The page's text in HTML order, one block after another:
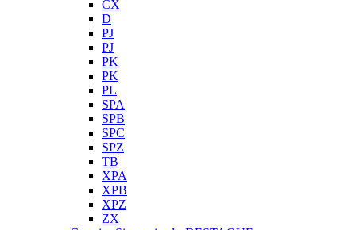
CX
D
PJ
PJ
PK
PK
PL
SPA
SPB
SPC
SPZ
TB
XPA
XPB
XPZ
ZX